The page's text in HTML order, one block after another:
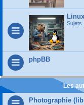
Linux
Sujets :
phpBB
Les
Photographie